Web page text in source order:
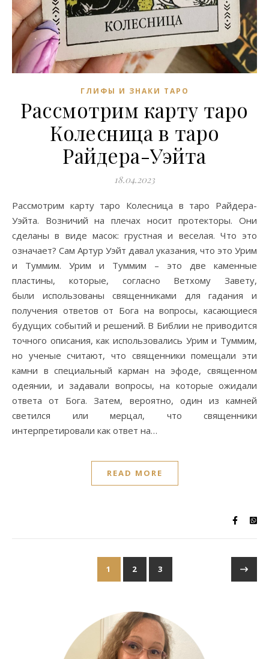
ГЛИФЫ И ЗНАКИ ТАРО
Рассмотрим карту таро
Колесница в таро
Райдера-Уэйта
18.04.2023
Рассмотрим карту таро Колесница в таро Райдера-
Уэйта. Возничий на плечах носит протекторы. Они
сделаны в виде масок: грустная и веселая. Что это
означает? Сам Артур Уэйт давал указания, что это Урим
и Туммим. Урим и Туммим – это две каменные
пластины, которые, согласно Ветхому Завету,
были использованы священниками для гадания и
получения ответов от Бога на вопросы, касающиеся
будущих событий и решений. В Библии не приводится
точного описания, как использовались Урим и Туммим,
но ученые считают, что священники помещали эти
камни в специальный карман на эфоде, священном
одеянии, и задавали вопросы, на которые ожидали
ответа от Бога. Затем, вероятно, один из камней
светился или мерцал, что священники
интерпретировали как ответ на…
READ MORE
1 2 3